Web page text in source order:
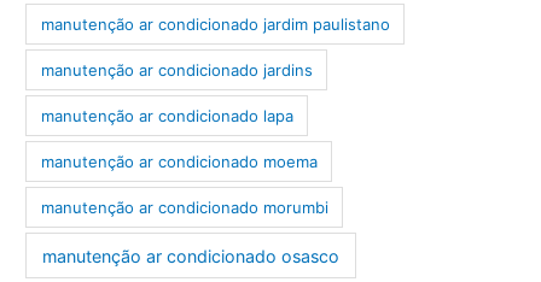
manutenção ar condicionado jardim paulistano
manutenção ar condicionado jardins
manutenção ar condicionado lapa
manutenção ar condicionado moema
manutenção ar condicionado morumbi
manutenção ar condicionado osasco